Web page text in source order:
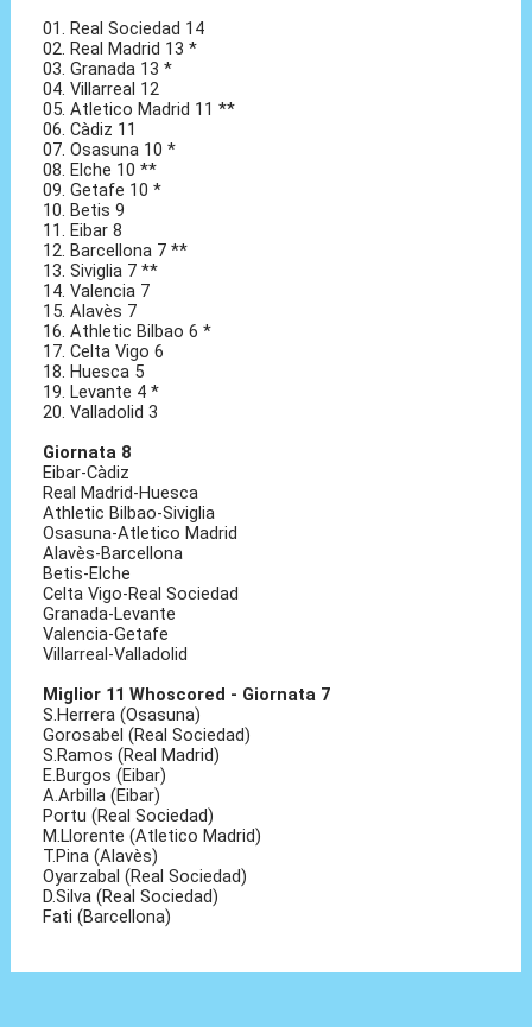
01. Real Sociedad 14
02. Real Madrid 13 *
03. Granada 13 *
04. Villarreal 12
05. Atletico Madrid 11 **
06. Càdiz 11
07. Osasuna 10 *
08. Elche 10 **
09. Getafe 10 *
10. Betis 9
11. Eibar 8
12. Barcellona 7 **
13. Siviglia 7 **
14. Valencia 7
15. Alavès 7
16. Athletic Bilbao 6 *
17. Celta Vigo 6
18. Huesca 5
19. Levante 4 *
20. Valladolid 3
Giornata 8
Eibar-Càdiz
Real Madrid-Huesca
Athletic Bilbao-Siviglia
Osasuna-Atletico Madrid
Alavès-Barcellona
Betis-Elche
Celta Vigo-Real Sociedad
Granada-Levante
Valencia-Getafe
Villarreal-Valladolid
Miglior 11 Whoscored - Giornata 7
S.Herrera (Osasuna)
Gorosabel (Real Sociedad)
S.Ramos (Real Madrid)
E.Burgos (Eibar)
A.Arbilla (Eibar)
Portu (Real Sociedad)
M.Llorente (Atletico Madrid)
T.Pina (Alavès)
Oyarzabal (Real Sociedad)
D.Silva (Real Sociedad)
Fati (Barcellona)